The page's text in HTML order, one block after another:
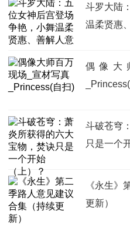
斗罗大陆
温柔贤惠
偶像大
斗破苍穹
只是一个
《永生》
更新）